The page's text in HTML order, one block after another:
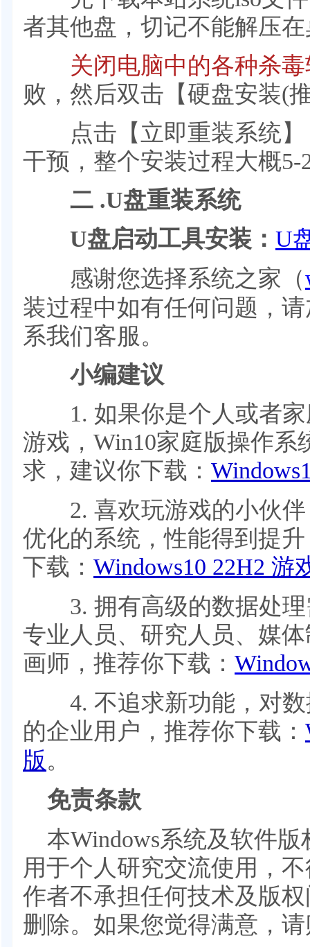
者其他盘，切记不能解压
关闭电脑中的各种杀
败，然后双击【硬盘安装(
点击【立即重装系统】
干预，整个安装过程大概5-
二 .U盘重装系统
U盘启动工具安装： U
感谢您选择系统之家（
装过程中如有任何问题，请
系我们客服。
小编建议
1. 如果你是个人或者家
游戏，Win10家庭版操作
求，建议你下载：
2. 喜欢玩游戏的小伙伴
优化的系统，性能得到提
下载： Windows10 22H2 游
3. 拥有高级的数据处理
专业人员、研究人员、媒
画师，推荐你下载：
4. 不追求新功能，对数
的企业用户，推荐你下载：
版。
免责条款
本Windows系统及软件
用于个人研究交流使用，
作者不承担任何技术及版
删除。如果您觉得满意，